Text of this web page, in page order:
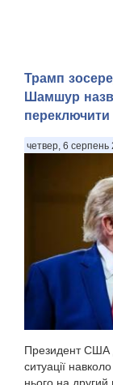
Трамп
Шамшур
переключити
четвер, 6 серпень
Президент США
ситуації